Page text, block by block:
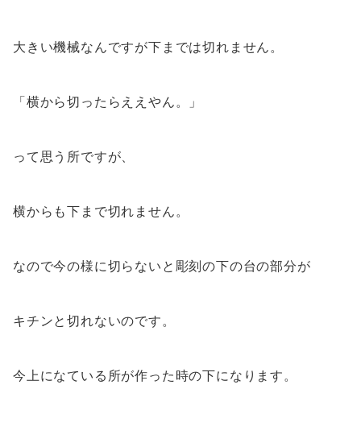
大きい機械なんですが下までは切れません。
「横から切ったらええやん。」
って思う所ですが、
横からも下まで切れません。
なので今の様に切らないと彫刻の下の台の部分が
キチンと切れないのです。
今上になている所が作った時の下になります。